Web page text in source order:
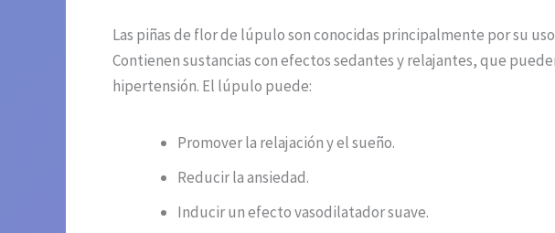
Las piñas de flor de lúpulo son conocidas principalmente por su
Contienen sustancias con efectos sedantes y relajantes, que
hipertensión. El lúpulo puede:
Promover la relajación y el sueño.
Reducir la ansiedad.
Inducir un efecto vasodilatador suave.